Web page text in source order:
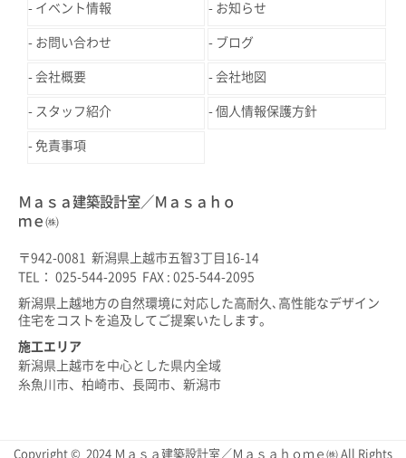
イベント情報 お知らせ
お問い合わせ ブログ
会社概要 会社地図
スタッフ紹介 個人情報保護方針
免責事項
Ｍａｓａ建築設計室／Ｍａｓａｈｏ
ｍｅ㈱
〒942-0081 新潟県上越市五智3丁目16-14
TEL： 025-544-2095 FAX : 025-544-2095
新潟県上越地方の自然環境に対応した高耐久､高性能なデザイン
住宅をコストを追及してご提案いたします。
施工エリア
新潟県上越市を中心とした県内全域
糸魚川市、柏崎市、長岡市、新潟市
Copyright © 2024 Ｍａｓａ建築設計室／Ｍａｓａｈｏｍｅ㈱ All Rights